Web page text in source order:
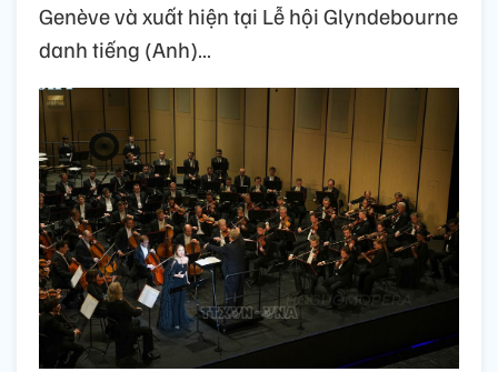
Genève và xuất hiện tại Lễ hội Glyndebourne
danh tiếng (Anh)…